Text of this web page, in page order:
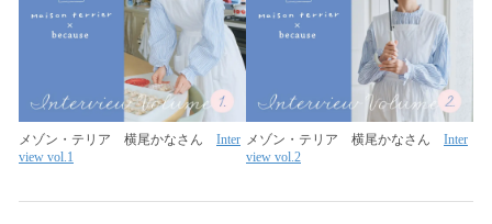
メゾン・テリア 横尾かなさん Inter
view vol.1
メゾン・テリア 横尾かなさん Inter
view vol.2